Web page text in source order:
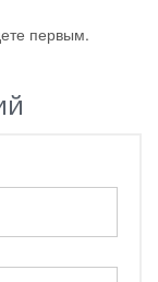
первым.